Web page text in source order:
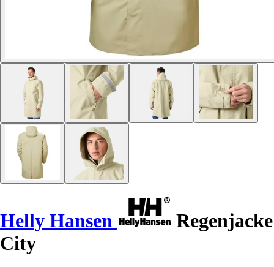
Helly Hansen
Regenjacke
City